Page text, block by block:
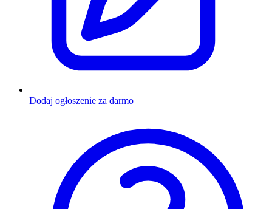
Dodaj ogłoszenie za darmo